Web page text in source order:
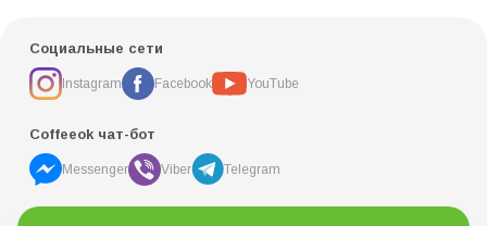
Социальные сети
Instagram Facebook YouTube
Coffeeok чат-бот
Messenger Viber Telegram